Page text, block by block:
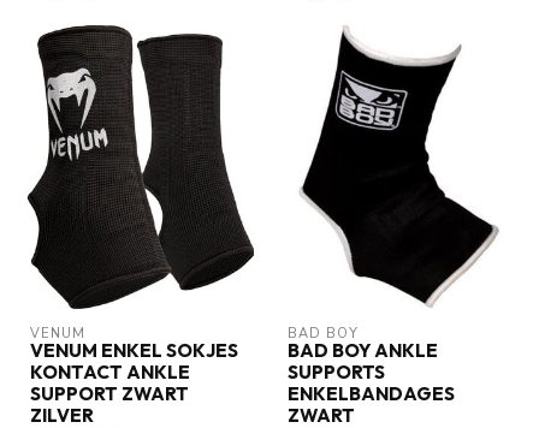
VENUM
VENUM ENKEL SOKJES
KONTACT ANKLE
SUPPORT ZWART
ZILVER
BAD BOY
BAD BOY ANKLE
SUPPORTS
ENKELBANDAGES
ZWART